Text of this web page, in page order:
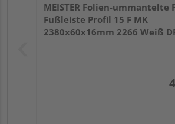
MEISTER Folien-ummantelte
Fußleiste Profil 15 F MK
2380x60x16mm 2266 Weiß